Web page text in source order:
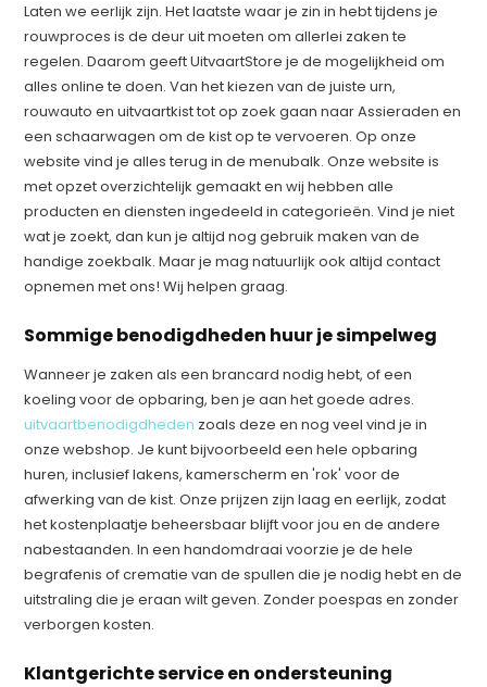
Laten we eerlijk zijn. Het laatste waar je zin in hebt tijdens je
rouwproces is de deur uit moeten om allerlei zaken te
regelen. Daarom geeft UitvaartStore je de mogelijkheid om
alles online te doen. Van het kiezen van de juiste urn,
rouwauto en uitvaartkist tot op zoek gaan naar Assieraden en
een schaarwagen om de kist op te vervoeren. Op onze
website vind je alles terug in de menubalk. Onze website is
met opzet overzichtelijk gemaakt en wij hebben alle
producten en diensten ingedeeld in categorieën. Vind je niet
wat je zoekt, dan kun je altijd nog gebruik maken van de
handige zoekbalk. Maar je mag natuurlijk ook altijd contact
opnemen met ons! Wij helpen graag.
Sommige benodigdheden huur je simpelweg
Wanneer je zaken als een brancard nodig hebt, of een
koeling voor de opbaring, ben je aan het goede adres.
uitvaartbenodigdheden zoals deze en nog veel vind je in
onze webshop. Je kunt bijvoorbeeld een hele opbaring
huren, inclusief lakens, kamerscherm en 'rok' voor de
afwerking van de kist. Onze prijzen zijn laag en eerlijk, zodat
het kostenplaatje beheersbaar blijft voor jou en de andere
nabestaanden. In een handomdraai voorzie je de hele
begrafenis of crematie van de spullen die je nodig hebt en de
uitstraling die je eraan wilt geven. Zonder poespas en zonder
verborgen kosten.
Klantgerichte service en ondersteuning